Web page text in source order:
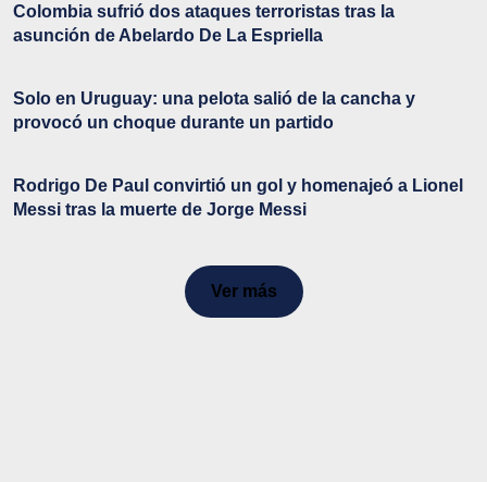
Colombia sufrió dos ataques terroristas tras la
asunción de Abelardo De La Espriella
Solo en Uruguay: una pelota salió de la cancha y
provocó un choque durante un partido
Rodrigo De Paul convirtió un gol y homenajeó a Lionel
Messi tras la muerte de Jorge Messi
Ver más